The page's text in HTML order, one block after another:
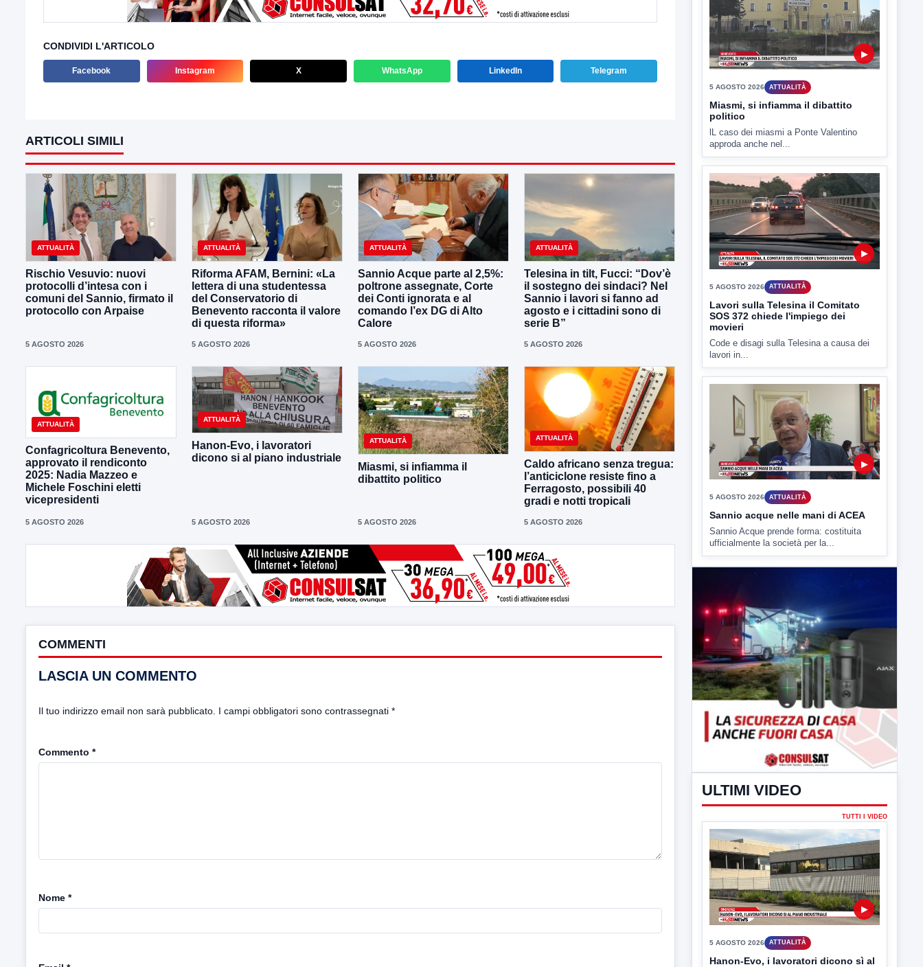
CONDIVIDI L'ARTICOLO
Facebook Instagram X WhatsApp LinkedIn Telegram
ARTICOLI SIMILI
ATTUALITÀ
Rischio Vesuvio: nuovi
protocolli d’intesa con i
comuni del Sannio, firmato il
protocollo con Arpaise
5 AGOSTO 2026
ATTUALITÀ
Riforma AFAM, Bernini: «La
lettera di una studentessa
del Conservatorio di
Benevento racconta il valore
di questa riforma»
5 AGOSTO 2026
ATTUALITÀ
Sannio Acque parte al 2,5%:
poltrone assegnate, Corte
dei Conti ignorata e al
comando l’ex DG di Alto
Calore
5 AGOSTO 2026
ATTUALITÀ
Telesina in tilt, Fucci: “Dov’è
il sostegno dei sindaci? Nel
Sannio i lavori si fanno ad
agosto e i cittadini sono di
serie B”
5 AGOSTO 2026
ATTUALITÀ
Confagricoltura Benevento,
approvato il rendiconto
2025: Nadia Mazzeo e
Michele Foschini eletti
vicepresidenti
5 AGOSTO 2026
ATTUALITÀ
Hanon-Evo, i lavoratori
dicono si al piano industriale
5 AGOSTO 2026
ATTUALITÀ
Miasmi, si infiamma il
dibattito politico
5 AGOSTO 2026
ATTUALITÀ
Caldo africano senza tregua:
l’anticiclone resiste fino a
Ferragosto, possibili 40
gradi e notti tropicali
5 AGOSTO 2026
COMMENTI
LASCIA UN COMMENTO
Il tuo indirizzo email non sarà pubblicato. I campi obbligatori sono contrassegnati *
Commento *
Nome *
▶
5 AGOSTO 2026 ATTUALITÀ
Miasmi, si infiamma il dibattito
lL caso dei miasmi a Ponte Valentino
approda anche nel...
▶
5 AGOSTO 2026 ATTUALITÀ
Lavori sulla Telesina il Comitato
SOS 372 chiede l'impiego dei
movieri
Code e disagi sulla Telesina a causa dei
lavori in...
▶
5 AGOSTO 2026 ATTUALITÀ
Sannio acque nelle mani di ACEA
Sannio Acque prende forma: costituita
ufficialmente la società per la...
ULTIMI VIDEO
▶
5 AGOSTO 2026 ATTUALITÀ
Hanon-Evo, i lavoratori dicono sì al
piano industriale
L'assemblea dei lavoratori Hanon questa
mattina a Contrada Olivola. Decisa...